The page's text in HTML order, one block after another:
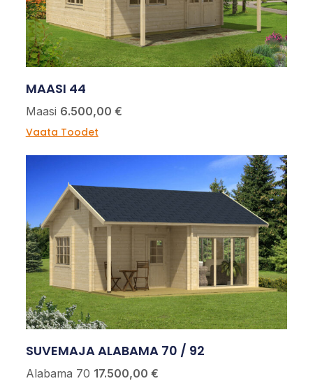
MAASI 44
Maasi 6.500,00 €
Vaata Toodet
SUVEMAJA ALABAMA 70 / 92
Alabama 70 17.500,00 €